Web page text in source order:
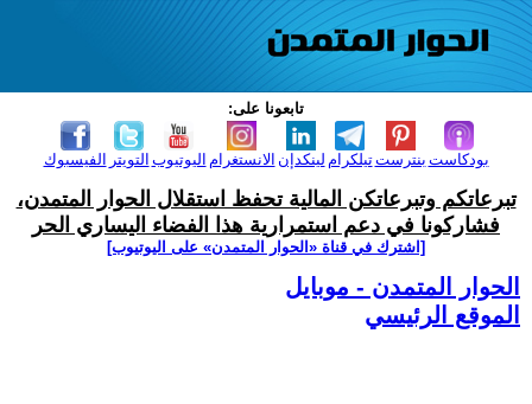
تابعونا على:
الفيسبوك التويتر اليوتيوب الانستغرام لينكدإن تيلكرامبنترست بودكاست
تبرعاتكم وتبرعاتكن المالية تحفظ استقلال الحوار المتمدن،
فشاركونا في دعم استمرارية هذا الفضاء اليساري الحر
[اشترك في قناة ‫«الحوار المتمدن» على اليوتيوب]
الحوار المتمدن - موبايل
الموقع الرئيسي